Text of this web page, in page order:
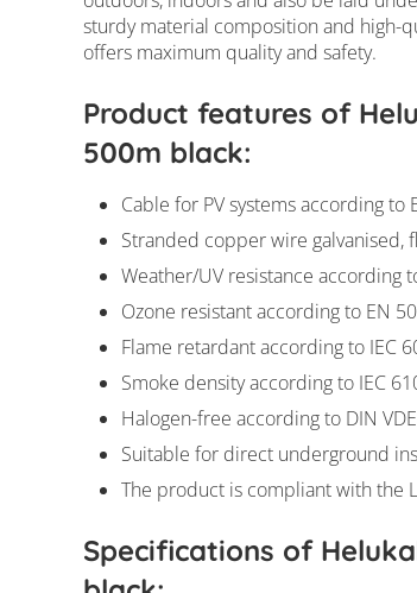
Solar
sturdy material composition and high-
offers maximum quality and safety.
Product features of
500m black:
Cable for PV systems according to
Stranded copper wire galvanised,
Weather/UV resistance according
Ozone resistant according to EN
Flame retardant according to IEC
Smoke density according to IEC
Halogen-free according to DIN
Suitable for direct underground
The product is compliant with the
Specifications of